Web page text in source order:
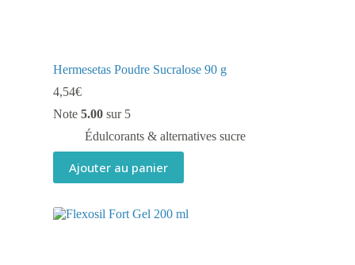
Hermesetas Poudre Sucralose 90 g
4,54€
Note 5.00sur 5
Édulcorants & alternatives sucre
Ajouter au panier